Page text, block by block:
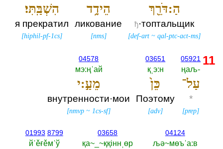
הַ:דֹּרֵ֖ךְ
ђ·топтальщик
[def-art ~qal-ptc-act-ms]
הֵידָ֥ד
ликование
[nms]
הִשְׁבַּֽתִּי׃
я прекратил
[hiphil-pf-1cs]
05921
ңаљ-‎
עַל־
*
[prep]
03651
қˌэ:н
כֵּן֙
Поэтому
[adv]
04578
мэ:ңˈай
מֵעַ֣:י
внутренности·мои
[nmvp ~1cs-sf]
04124
љә~мөъˈа:в
03658
қа~_~ққiннˌөр
01993 8799
йˈěғěмˈў
11